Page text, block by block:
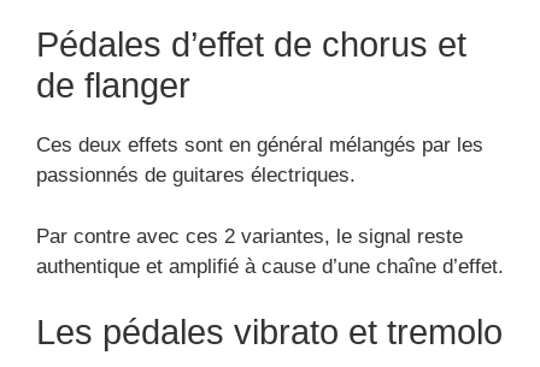
Pédales d’effet de chorus et
de flanger
Ces deux effets sont en général mélangés par les
passionnés de guitares électriques.
Par contre avec ces 2 variantes, le signal reste
authentique et amplifié à cause d’une chaîne d’effet.
Les pédales vibrato et tremolo